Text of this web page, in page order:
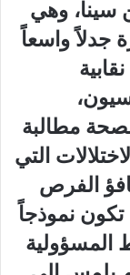
سينا، وهي
جدلاً واسعاً
مطالبة
التي
الفرص
نموذجاً
المسؤولية